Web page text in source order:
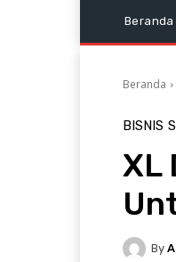
Beranda
Beranda
BISNIS
XL
By